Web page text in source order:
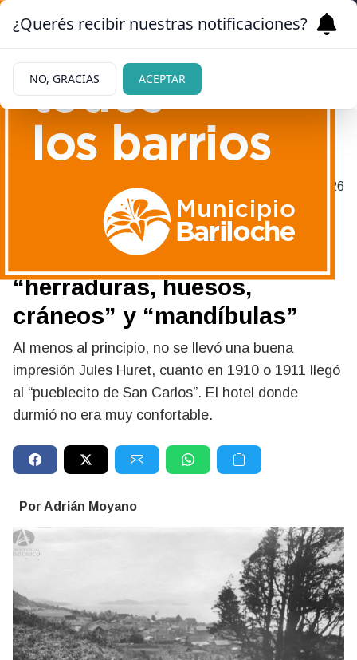
PARECÍA EL VIEJO OESTE
07/06/2026
Cuando caminar por
Bariloche era pisar
“herraduras, huesos,
cráneos” y “mandíbulas”
Al menos al principio, no se llevó una buena
impresión Jules Huret, cuanto en 1910 o 1911 llegó
al “pueblecito de San Carlos”. El hotel donde
durmió no era muy confortable.
Por Adrián Moyano
¿Querés recibir nuestras notificaciones?
NO, GRACIAS ACEPTAR